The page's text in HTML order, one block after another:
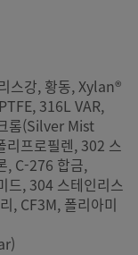
스강, 황동, Xylan®
316L VAR,
롬(Silver Mist
프로필렌, 302 스
, C-276 합금,
드, 304 스테인리스
, CF3M, 폴리아미